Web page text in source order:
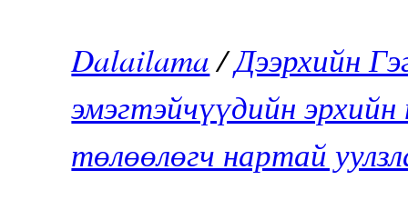
Dalailama/Дээрхийн
эмэгтэйчүүдийн
төлөөлөгч нартай